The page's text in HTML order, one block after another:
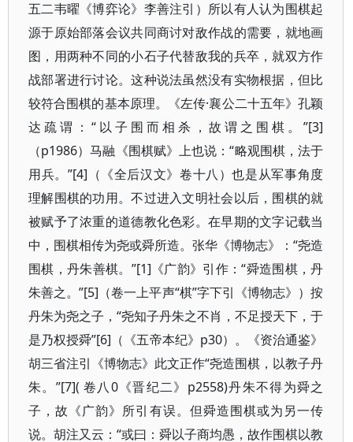
五二韦曜《博弈论》李善注引）所以有人认为围棋起
源于原始部落会议共同商讨对敌作战的需要，就地画
图，用两种不同的小石子代替敌我的兵卒，就双方作
战部署进行讨论。这种说法虽然没有实物根据，但比
较符合围棋的基本原理。《左传·襄公二十五年》孔颖
达疏谓：“以子围而相杀，故谓之围棋。”[3]
（p1986）马融《围棋赋》上也说：“略观围棋，法于
用兵。”[4]（《全后汉文》卷十八）也是从军事角度
理解围棋的功用。不过进入文明社会以后，围棋的就
被赋予了浓重的道德教化色彩。在早期的文字记载当
中，围棋相传为尧或舜所造。张华《博物志》：“尧造
围棋，丹朱善棋。”[1]《广韵》引作：“舜造围棋，丹
朱善之。”[5]（卷一上平声“棋”字下引《博物志》）按
丹朱为尧之子，“尧知子丹朱之不肖，不足授天下，于
是乃权授舜”[6]（《五帝本纪》p30）。《资治通鉴》
胡三省注引《博物志》此文正作“尧造围棋，以教子丹
朱。”[7]( 卷八0《晋纪二》p2558)丹朱不得为舜之
子，故《广韵》所引有误。但舜造围棋或为另一传
说。胡注又云：“或曰：舜以子商均愚，故作围棋以教